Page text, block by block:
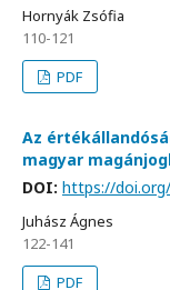
Hornyák Zsófia
110-121
PDF
Az
magyar
DOI: https://doi.org/
Juhász Ágnes
122-141
PDF